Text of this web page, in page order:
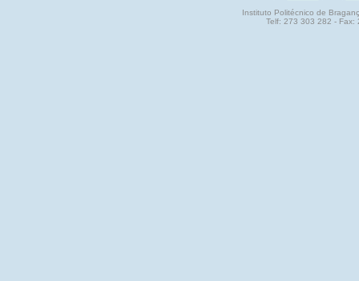
Instituto Politécnico de
Telf: 273 303 282 - Fax: